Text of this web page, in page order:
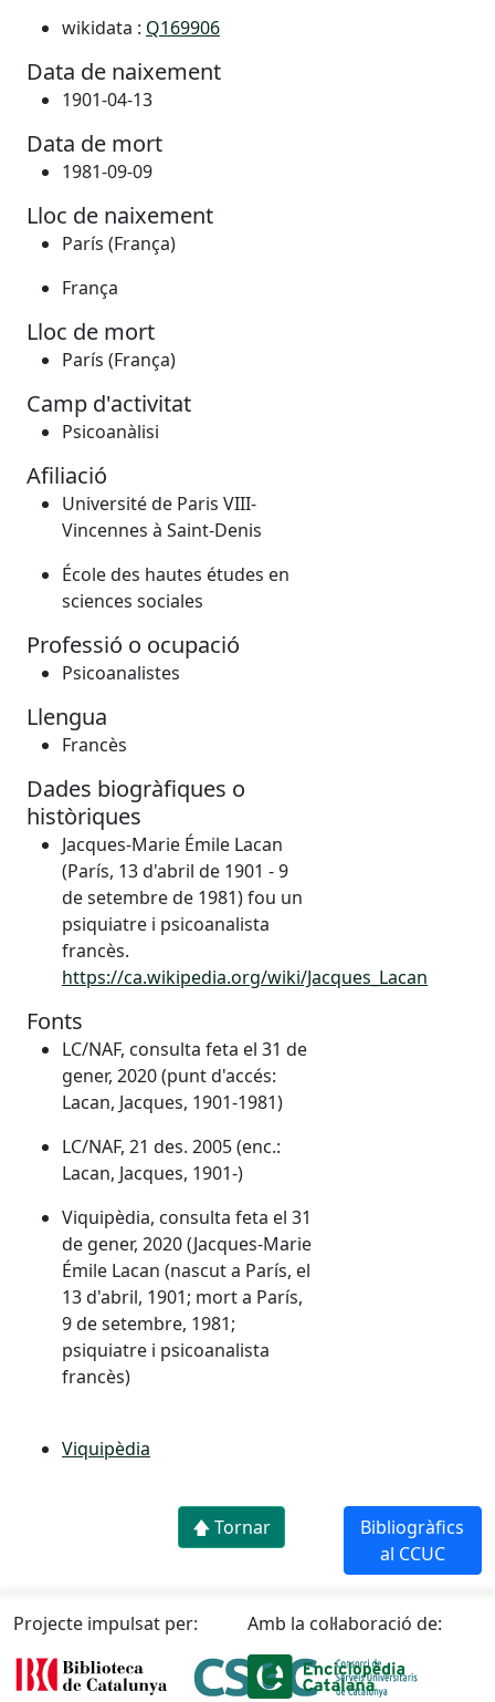
wikidata : Q169906
Data de naixement
1901-04-13
Data de mort
1981-09-09
Lloc de naixement
París (França)
França
Lloc de mort
París (França)
Camp d'activitat
Psicoanàlisi
Afiliació
Université de Paris VIII-
Vincennes à Saint-Denis
École des hautes études en
sciences sociales
Professió o ocupació
Psicoanalistes
Llengua
Francès
Dades biogràfiques o
històriques
Jacques-Marie Émile Lacan
(París, 13 d'abril de 1901 - 9
de setembre de 1981) fou un
psiquiatre i psicoanalista
francès.
https://ca.wikipedia.org/wiki/Jacques_Lacan
Fonts
LC/NAF, consulta feta el 31 de
gener, 2020 (punt d'accés:
Lacan, Jacques, 1901-1981)
LC/NAF, 21 des. 2005 (enc.:
Lacan, Jacques, 1901-)
Viquipèdia, consulta feta el 31
de gener, 2020 (Jacques-Marie
Émile Lacan (nascut a París, el
13 d'abril, 1901; mort a París,
9 de setembre, 1981;
psiquiatre i psicoanalista
francès)
Viquipèdia
🡅 Tornar
Bibliogràfics
al CCUC
Projecte impulsat per: Amb la col·laboració de: